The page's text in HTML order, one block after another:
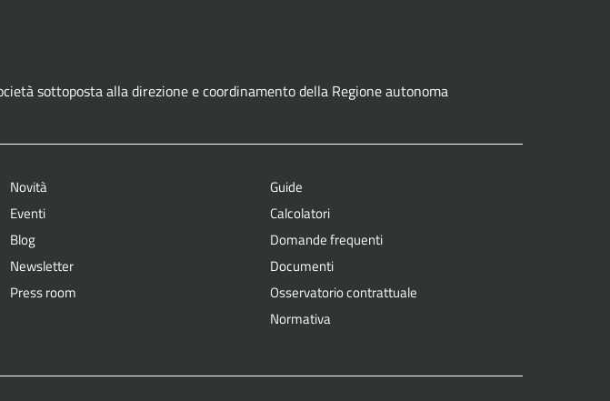
sottoposta alla direzione e coordinamento della Regione autonoma
Novità
Eventi
Blog
Newsletter
Press room
Guide
Calcolatori
Domande frequenti
Documenti
Osservatorio contrattuale
Normativa